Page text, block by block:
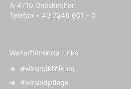
A-4710 Grieskirchen
Telefon + 43 7248 601 - 0
Weiterführende Links
#wirsindklinikum
#wirsindpflege